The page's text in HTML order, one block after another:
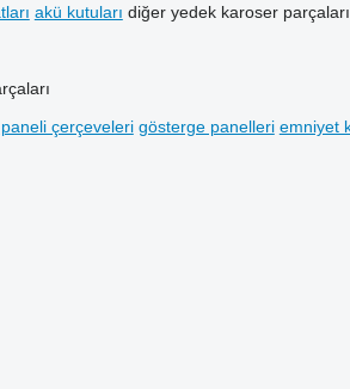
akü kutuları diğer yedek karoser parçaları
çerçeveleri gösterge panelleri emniyet